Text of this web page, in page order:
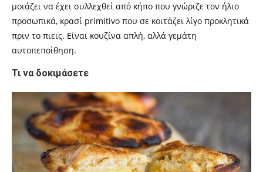
μοιάζει να έχει συλλεχθεί από κήπο που γνώριζε τον ήλιο
προσωπικά, κρασί primitivo που σε κοιτάζει λίγο προκλητικά
πριν το πιεις. Είναι κουζίνα απλή, αλλά γεμάτη
αυτοπεποίθηση.
Τι να δοκιμάσετε